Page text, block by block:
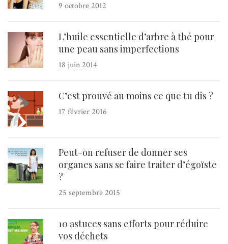
9 octobre 2012
L’huile essentielle d’arbre à thé pour
une peau sans imperfections
18 juin 2014
C’est prouvé au moins ce que tu dis ?
17 février 2016
Peut-on refuser de donner ses
organes sans se faire traiter d’égoïste
?
25 septembre 2015
10 astuces sans efforts pour réduire
vos déchets